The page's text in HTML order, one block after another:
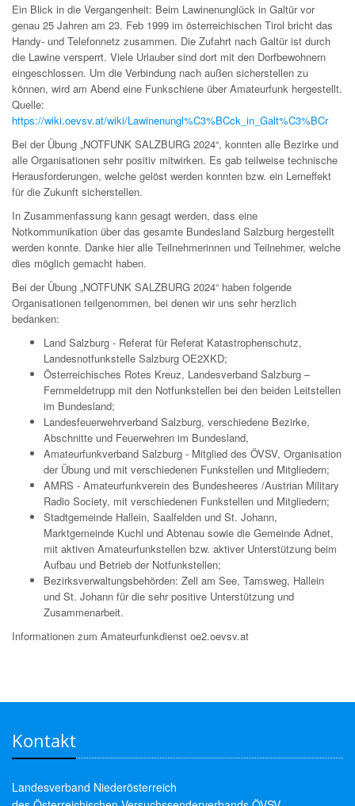
Ein Blick in die Vergangenheit: Beim Lawinenunglück in Galtür vor
genau 25 Jahren am 23. Feb 1999 im österreichischen Tirol bricht das
Handy- und Telefonnetz zusammen. Die Zufahrt nach Galtür ist durch
die Lawine versperrt. Viele Urlauber sind dort mit den Dorfbewohnern
eingeschlossen. Um die Verbindung nach außen sicherstellen zu
können, wird am Abend eine Funkschiene über Amateurfunk hergestellt.
Quelle:
https://wiki.oevsv.at/wiki/Lawinenungl%C3%BCck_in_Galt%C3%BCr
Bei der Übung „NOTFUNK SALZBURG 2024“, konnten alle Bezirke und
alle Organisationen sehr positiv mitwirken. Es gab teilweise technische
Herausforderungen, welche gelöst werden konnten bzw. ein Lerneffekt
für die Zukunft sicherstellen.
In Zusammenfassung kann gesagt werden, dass eine
Notkommunikation über das gesamte Bundesland Salzburg hergestellt
werden konnte. Danke hier alle Teilnehmerinnen und Teilnehmer, welche
dies möglich gemacht haben.
Bei der Übung „NOTFUNK SALZBURG 2024“ haben folgende
Organisationen teilgenommen, bei denen wir uns sehr herzlich
bedanken:
Land Salzburg - Referat für Referat Katastrophenschutz,
Landesnotfunkstelle Salzburg OE2XKD;
Österreichisches Rotes Kreuz, Landesverband Salzburg –
Fernmeldetrupp mit den Notfunkstellen bei den beiden Leitstellen
im Bundesland;
Landesfeuerwehrverband Salzburg, verschiedene Bezirke,
Abschnitte und Feuerwehren im Bundesland,
Amateurfunkverband Salzburg - Mitglied des ÖVSV, Organisation
der Übung und mit verschiedenen Funkstellen und Mitgliedern;
AMRS - Amateurfunkverein des Bundesheeres /Austrian Military
Radio Society, mit verschiedenen Funkstellen und Mitgliedern;
Stadtgemeinde Hallein, Saalfelden und St. Johann,
Marktgemeinde Kuchl und Abtenau sowie die Gemeinde Adnet,
mit aktiven Amateurfunkstellen bzw. aktiver Unterstützung beim
Aufbau und Betrieb der Notfunkstellen;
Bezirksverwaltungsbehörden: Zell am See, Tamsweg, Hallein
und St. Johann für die sehr positive Unterstützung und
Zusammenarbeit.
Informationen zum Amateurfunkdienst oe2.oevsv.at
Kontakt
Landesverband Niederösterreich